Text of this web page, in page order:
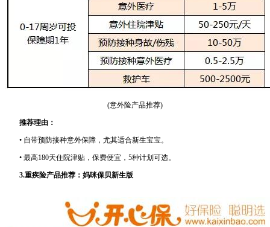
(意外险产品推荐)
推荐理由：
• 自带预防接种意外保障，尤其适合新生宝宝。
• 最高180天住院津贴，保费便宜，5种计划可选。
3.重疾险产品推荐：妈咪保贝新生版